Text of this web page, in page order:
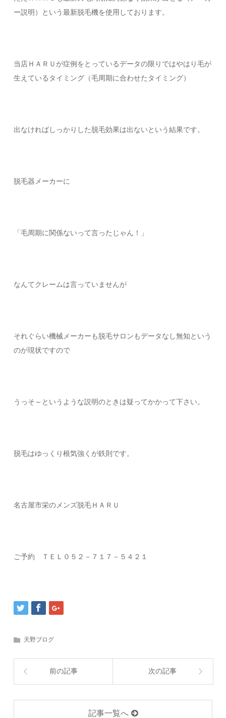
ー説明）という最新脱毛機を使用しております。
当店ＨＡＲＵが症例をとっているデータの限りではやはり毛が
生えているタイミング（毛周期に合わせたタイミング）
出なければしっかりした脱毛効果は出ないという結果です。
脱毛器メーカーに
「毛周期に関係ないって言ったじゃん！」
なんてクレームは言っていませんが
それぐらい機械メーカーも脱毛サロンもデータなし無知という
のが現状ですので
うっそ～というような説明のときは疑ってかかって下さい。
脱毛はゆっくり根気強くが鉄則です。
名古屋市栄のメンズ脱毛ＨＡＲＵ
ご予約 ＴＥＬ０５２－７１７－５４２１
天野ブログ
前の記事 次の記事
記事一覧へ